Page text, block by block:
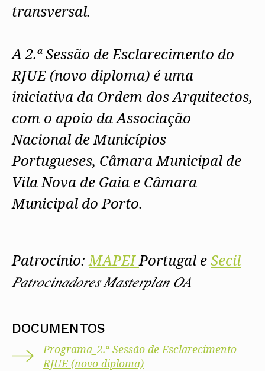
transversal.
A 2.ª Sessão de Esclarecimento do
RJUE (novo diploma) é uma
iniciativa da Ordem dos Arquitectos,
com o apoio da Associação
Nacional de Municípios
Portugueses, Câmara Municipal de
Vila Nova de Gaia e Câmara
Municipal do Porto.
Patrocínio: MAPEIPortugal eSecil
𝑃𝑎𝑡𝑟𝑜𝑐𝑖𝑛𝑎𝑑𝑜𝑟𝑒𝑠 𝑀𝑎𝑠𝑡𝑒𝑟𝑝𝑙𝑎𝑛 𝑂𝐴
DOCUMENTOS
Programa_2.ª Sessão de Esclarecimento
RJUE (novo diploma)